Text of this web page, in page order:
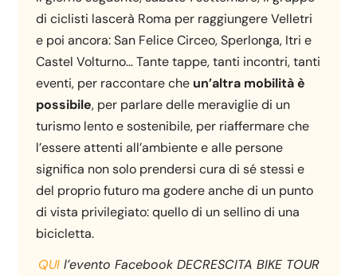
di ciclisti lascerà Roma per raggiungere Velletri
e poi ancora: San Felice Circeo, Sperlonga, Itri e
Castel Volturno… Tante tappe, tanti incontri, tanti
eventi, per raccontare che un’altra mobilità è
possibile, per parlare delle meraviglie di un
turismo lento e sostenibile, per riaffermare che
l’essere attenti all’ambiente e alle persone
significa non solo prendersi cura di sé stessi e
del proprio futuro ma godere anche di un punto
di vista privilegiato: quello di un sellino di una
bicicletta.
QUIl’evento Facebook DECRESCITA BIKE TOUR